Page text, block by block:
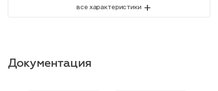
все характеристики +
Документация